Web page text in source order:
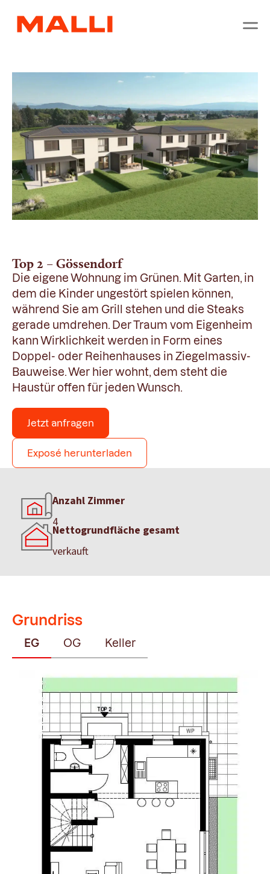
Top 2 – Gössendorf
Die eigene Wohnung im Grünen. Mit Garten, in
dem die Kinder ungestört spielen können,
während Sie am Grill stehen und die Steaks
gerade umdrehen. Der Traum vom Eigenheim
kann Wirklichkeit werden in Form eines
Doppel- oder Reihenhauses in Ziegelmassiv-
Bauweise. Wer hier wohnt, dem steht die
Haustür offen für jeden Wunsch.
Jetzt anfragen
Exposé herunterladen
Anzahl Zimmer
4
Nettogrundfläche gesamt
verkauft
Grundriss
EG OG Keller